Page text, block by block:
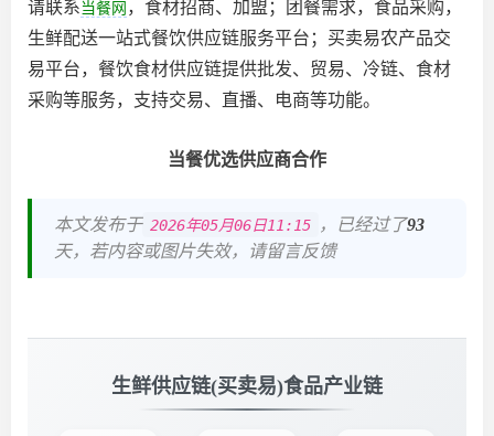
请联系当餐网 ，食材招商、加盟；团餐需求，食品采购，
生鲜配送一站式餐饮供应链服务平台；买卖易农产品交
易平台，餐饮食材供应链提供批发、贸易、冷链、食材
采购等服务，支持交易、直播、电商等功能。
当餐优选供应商合作
本文发布于 2026年05月06日11:15 ，已经过了93
天，若内容或图片失效，请留言反馈
生鲜供应链(买卖易)食品产业链